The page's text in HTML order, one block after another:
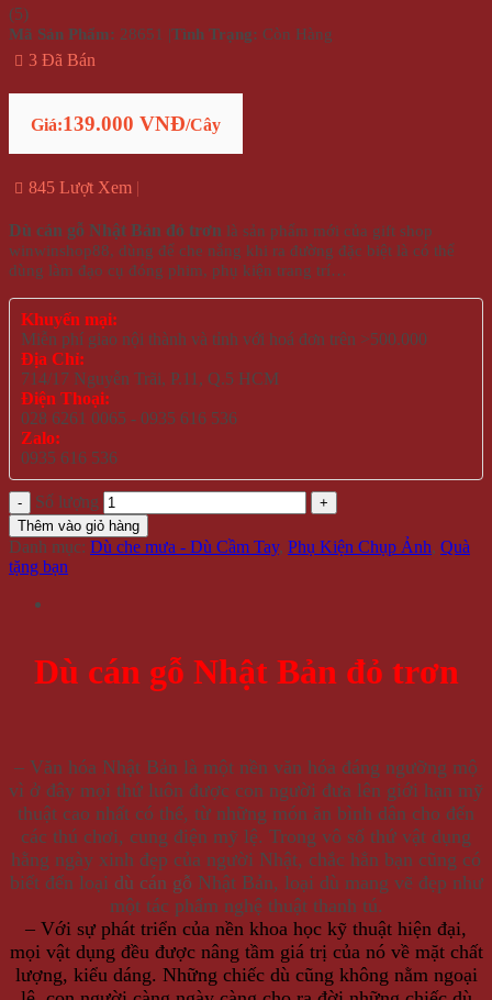
(5)
Mã Sản Phẩm: 28651 |Tình Trạng: Còn Hàng
3 Đã Bán
Giá:139.000 VNĐ/Cây
845 Lượt Xem
Dù cán gỗ Nhật Bản đỏ trơn là sản phẩm mới của gift shop
winwinshop88, dùng để che nắng khi ra đường đặc biệt là có thể
dùng làm đạo cụ đóng phim, phụ kiện trang trí…
Khuyến mại:
Miễn phí giao nội thành và tỉnh với hoá đơn trên >500.000
Địa Chỉ:
714/17 Nguyễn Trãi, P.11, Q.5 HCM
Điện Thoại:
028 6261 0065 - 0935 616 536
Zalo:
0935 616 536
Số lượng
Thêm vào giỏ hàng
Danh mục: Dù che mưa - Dù Cầm Tay, Phụ Kiện Chụp Ảnh, Quà
tặng bạn
Dù cán gỗ Nhật Bản đỏ trơn
– Văn hóa Nhật Bản là một nền văn hóa đáng ngưỡng mộ
vì ở đây mọi thứ luôn được con người đưa lên giới hạn mỹ
thuật cao nhất có thể, từ những món ăn bình dân cho đến
các thú chơi, cung điện mỹ lệ. Trong vô số thứ vật dụng
hằng ngày xinh đẹp của người Nhật, chắc hẳn bạn cũng có
biết đến loại dù cán gỗ Nhật Bản, loại dù mang vẽ đẹp như
một tác phẩm nghệ thuật thanh tú.
– Với sự phát triển của nền khoa học kỹ thuật hiện đại,
mọi vật dụng đều được nâng tầm giá trị của nó về mặt chất
lượng, kiểu dáng. Những chiếc dù cũng không nằm ngoại